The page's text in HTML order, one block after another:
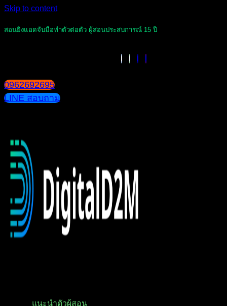
Skip to content
สอนยิงแอดจับมือทำตัวต่อตัว ผู้สอนประสบการณ์ 15 ปี
0962692695
LINE สอบถาม
แนะนำตัวผู้สอน